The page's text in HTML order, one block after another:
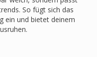
So fügt sich das
ein und bietet deinem